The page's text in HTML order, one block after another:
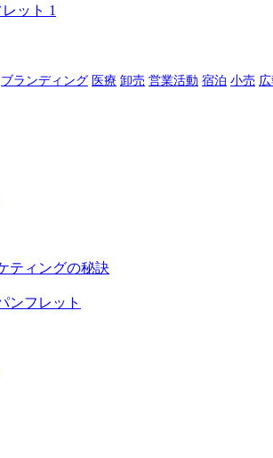
ット 1
ブランディング 医療 卸売 営業活動 宿泊 小売
ティングの秘訣
ンフレット